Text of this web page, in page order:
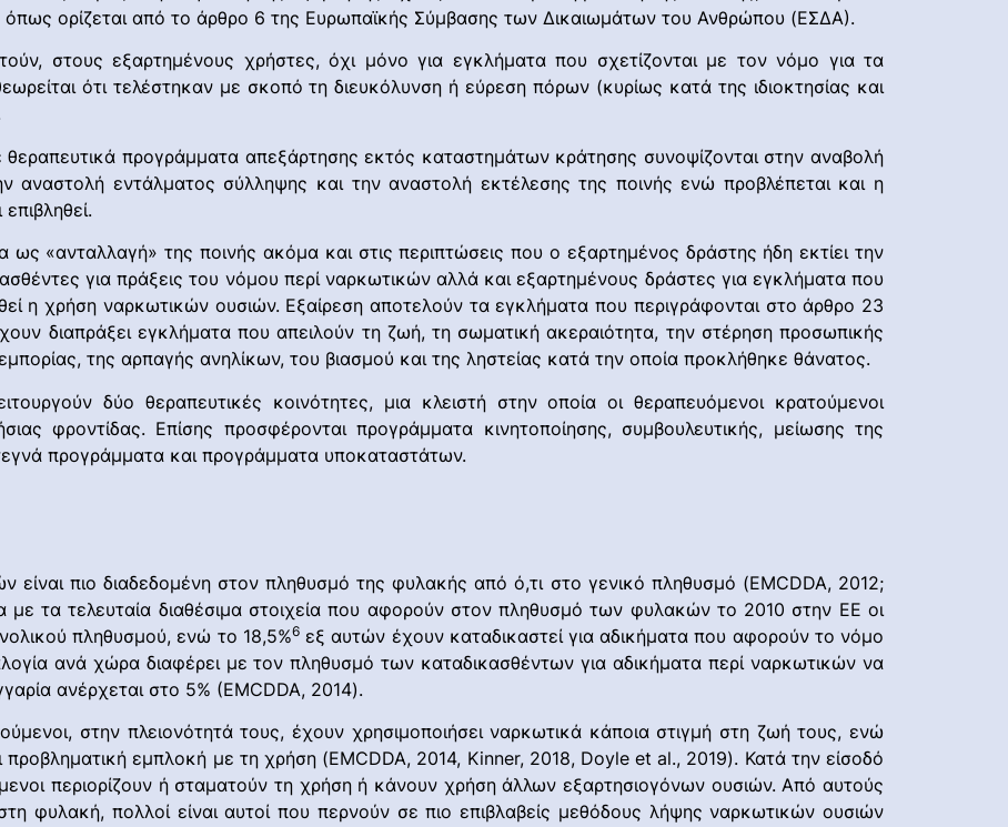
όπως ορίζεται από το άρθρο 6 της Ευρωπαϊκής Σύμβασης των Δικαιωμάτων του Ανθρώπου (ΕΣΔΑ).
στους εξαρτημένους χρήστες, όχι μόνο για εγκλήματα που σχετίζονται με τον νόμο για τα
ότι τελέστηκαν με σκοπό τη διευκόλυνση ή εύρεση πόρων (κυρίως κατά της ιδιοκτησίας και
προγράμματα απεξάρτησης εκτός καταστημάτων κράτησης συνοψίζονται στην αναβολή
αναστολή εντάλματος σύλληψης και την αναστολή εκτέλεσης της ποινής ενώ προβλέπεται και η
«ανταλλαγή» της ποινής ακόμα και στις περιπτώσεις που ο εξαρτημένος δράστης ήδη εκτίει την
για πράξεις του νόμου περί ναρκωτικών αλλά και εξαρτημένους δράστες για εγκλήματα που
η χρήση ναρκωτικών ουσιών. Εξαίρεση αποτελούν τα εγκλήματα που περιγράφονται στο άρθρο 23
διαπράξει εγκλήματα που απειλούν τη ζωή, τη σωματική ακεραιότητα, την στέρηση προσωπικής
της αρπαγής ανηλίκων, του βιασμού και της ληστείας κατά την οποία προκλήθηκε θάνατος.
δύο θεραπευτικές κοινότητες, μια κλειστή στην οποία οι θεραπευόμενοι κρατούμενοι
φροντίδας. Επίσης προσφέρονται προγράμματα κινητοποίησης, συμβουλευτικής, μείωσης της
προγράμματα και προγράμματα υποκαταστάτων.
είναι πιο διαδεδομένη στον πληθυσμό της φυλακής από ό,τι στο γενικό πληθυσμό (EMCDDA, 2012;
τα τελευταία διαθέσιμα στοιχεία που αφορούν στον πληθυσμό των φυλακών το 2010 στην ΕΕ οι
πληθυσμού, ενώ το 18,5%6εξ αυτών έχουν καταδικαστεί για αδικήματα που αφορούν το νόμο
ανά χώρα διαφέρει με τον πληθυσμό των καταδικασθέντων για αδικήματα περί ναρκωτικών να
ανέρχεται στο 5% (EMCDDA, 2014).
στην πλειονότητά τους, έχουν χρησιμοποιήσει ναρκωτικά κάποια στιγμή στη ζωή τους, ενώ
προβληματική εμπλοκή με τη χρήση (EMCDDA, 2014, Kinner, 2018, Doyle et al., 2019). Κατά την είσοδό
περιορίζουν ή σταματούν τη χρήση ή κάνουν χρήση άλλων εξαρτησιογόνων ουσιών. Από αυτούς
φυλακή, πολλοί είναι αυτοί που περνούν σε πιο επιβλαβείς μεθόδους λήψης ναρκωτικών ουσιών